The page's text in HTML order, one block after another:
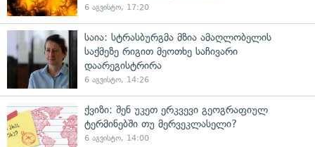
6 აგვისტო, 17:20
საია: სტრასბურგმა მზია ამაღლობელის
საქმეზე რიგით მეოთხე საჩივარი
დაარეგისტრირა
6 აგვისტო, 14:26
ქვიზი: შენ უკეთ ერკვევი გეოგრაფიულ
ტერმინებში თუ მერვეკლასელი?
6 აგვისტო, 14:00